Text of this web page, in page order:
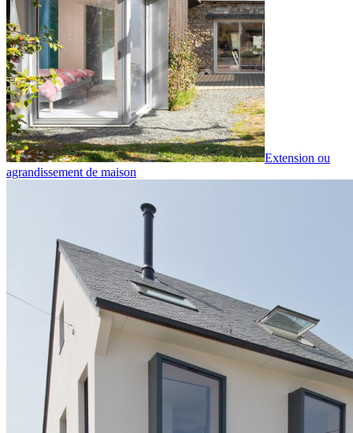
Extension ou
agrandissement de maison